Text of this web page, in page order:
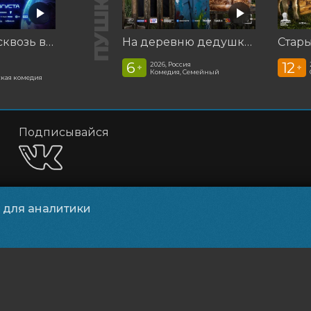
Смешарики сквозь вселенные
комедия
На деревню дедушке 2
6 +
2026, Россия
Комедия, Семейный
12 +
аналитики
Подписывайся